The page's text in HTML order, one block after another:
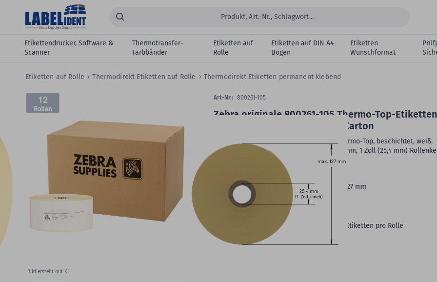
Zum Hauptinhalt springen
Suchen...
Etikettendrucker, Software &
Scanner
Thermotransfer-
Farbbänder
Etiketten auf
Rolle
Etiketten auf DIN A4
Bogen
Etiketten
Wunschformat
Etiketten auf Rolle Thermodirekt Etiketten auf Rolle Thermodirekt Etiketten permanent klebend
Ende
der
springen
Bild erstellt mit KI
12
the
Zebra originale 800261-105 Thermo-Top-
31,75 x 25,4 mm, 12 Rollen im Karton
Zebra Z-Select 2000D, Thermoetiketten Thermo-Top, beschichtet, weiß,
permanent, Trägerperforation, 31,75 x 25,4 mm, 1 Zoll (25,4 mm)
30.960 Etiketten auf 12 Rolle/n
Art-Nr.: 800261-105
Desktopdrucker
Rollenbreite:
34,9 mm - Rollenaußen-Ø:
127 mm
Oberfläche:
Druck: ohne Farbband
1 Zoll (25,4 mm)
30.960 Etiketten auf 12 Rollen - 2.580 Etiketten pro Rolle